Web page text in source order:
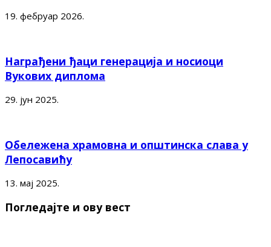
19. фебруар 2026.
Награђени ђаци генерација и носиоци
Вукових диплома
29. јун 2025.
Обележена храмовна и општинска слава у
Лепосавићу
13. мај 2025.
Погледајте и ову вест